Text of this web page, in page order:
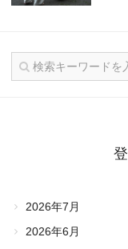
2026年7月
2026年6月